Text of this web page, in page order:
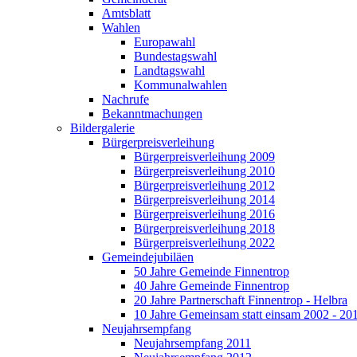
Amtsblatt
Wahlen
Europawahl
Bundestagswahl
Landtagswahl
Kommunalwahlen
Nachrufe
Bekanntmachungen
Bildergalerie
Bürgerpreisverleihung
Bürgerpreisverleihung 2009
Bürgerpreisverleihung 2010
Bürgerpreisverleihung 2012
Bürgerpreisverleihung 2014
Bürgerpreisverleihung 2016
Bürgerpreisverleihung 2018
Bürgerpreisverleihung 2022
Gemeindejubiläen
50 Jahre Gemeinde Finnentrop
40 Jahre Gemeinde Finnentrop
20 Jahre Partnerschaft Finnentrop - Helbra
10 Jahre Gemeinsam statt einsam 2002 -
Neujahrsempfang
Neujahrsempfang 2011